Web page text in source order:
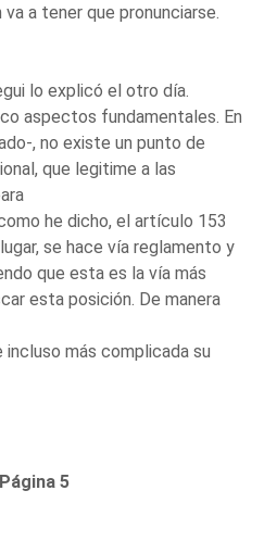
a tener que pronunciarse.
lo explicó el otro día.
aspectos fundamentales. En
, no existe un punto de
que legitime a las
he dicho, el artículo 153
se hace vía reglamento y
que esta es la vía más
esta posición. De manera
más complicada su
Página 5